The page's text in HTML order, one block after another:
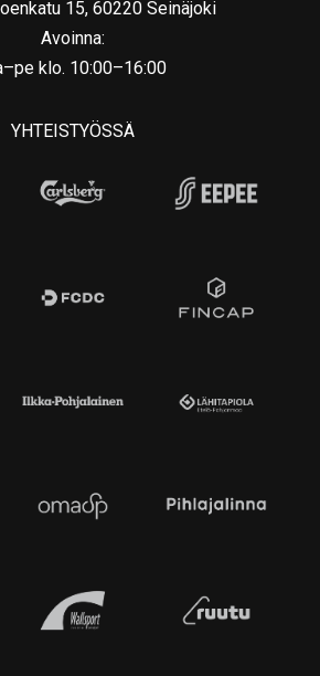
15, 60220 Seinäjoki
Avoinna:
klo. 10:00–16:00
YHTEISTYÖSSÄ